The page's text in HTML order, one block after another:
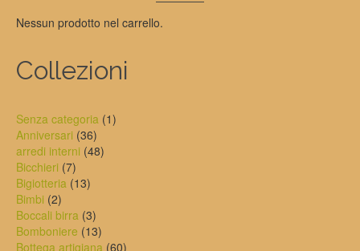
Nessun prodotto nel carrello.
Collezioni
Senza categoria 11
Anniversari 3636
prodotti
arredi interni 4848
Bicchieri 77
prodotti
Bigiotteria 1313
Bimbi 22
prodotti
Boccali birra 33
prodotti
Bomboniere 1313
prodotti
Bottega artigiana 6060